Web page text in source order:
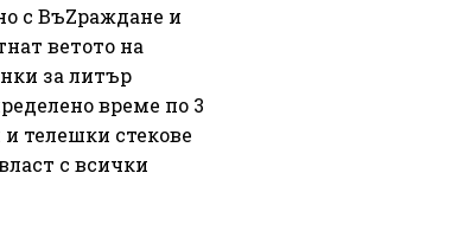
с ВъZраждане и
ветото на
за литър
време по 3
телешки стекове
с всички